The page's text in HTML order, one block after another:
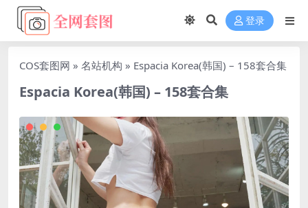
登录
COS套图网 » 名站机构 » Espacia Korea(韩国) – 158套合集
Espacia Korea(韩国) – 158套合集